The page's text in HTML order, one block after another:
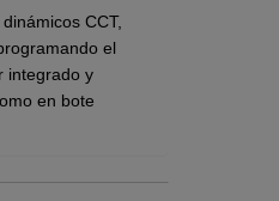
CCT,
el
integrado y
en bote